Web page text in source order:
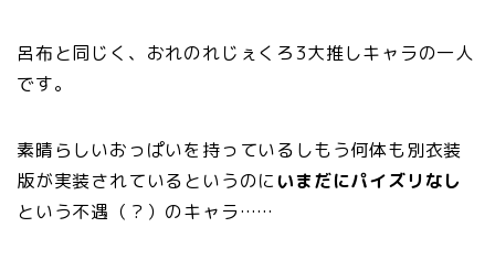
呂布と同じく、おれのれじぇくろ3大推しキャラの一人
です。
素晴らしいおっぱいを持っているしもう何体も別衣装
版が実装されているというのにいまだにパイズリなし
という不遇（？）のキャラ……